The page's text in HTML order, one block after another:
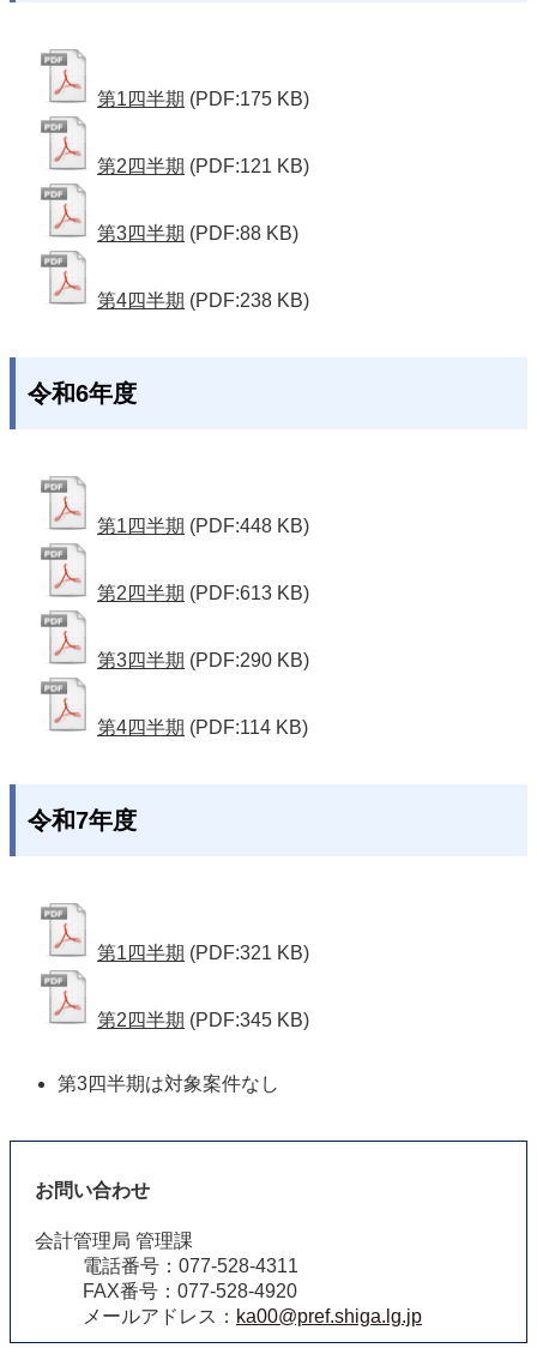
第1四半期 (PDF:175 KB)
第2四半期 (PDF:121 KB)
第3四半期 (PDF:88 KB)
第4四半期 (PDF:238 KB)
令和6年度
第1四半期 (PDF:448 KB)
第2四半期 (PDF:613 KB)
第3四半期 (PDF:290 KB)
第4四半期 (PDF:114 KB)
令和7年度
第1四半期 (PDF:321 KB)
第2四半期 (PDF:345 KB)
第3四半期は対象案件なし
お問い合わせ
会計管理局 管理課
電話番号：077-528-4311
FAX番号：077-528-4920
メールアドレス： ka00@pref.shiga.lg.jp